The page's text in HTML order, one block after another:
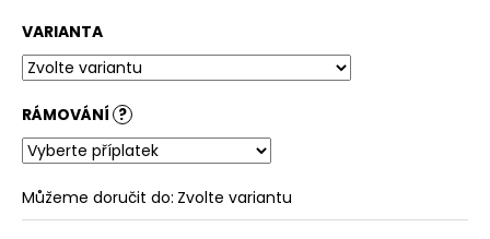
VARIANTA
RÁMOVÁNÍ ?
Můžeme doručit do: Zvolte variantu
D
p
o
r
u
č